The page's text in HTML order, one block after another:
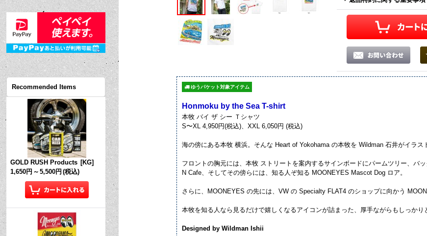
Recommended Items
GOLD RUSH Products [KG]
1,650円 ～ 5,500円 (税込)
ゆうパケット対象アイテム
Honmoku by the Sea T-shirt
本牧 バイ ザ シー Ｔシャツ
S〜XL 4,950円(税込)、XXL 6,050円 (税込)
海の傍にある本牧 横浜。そんな Heart of Yokohama の本牧を Wildman 石井がイラス
フロントの胸元には、本牧 ストリートを案内するサインボードにパームツリー、バ
N Cafe、そしてその傍らには、知る人ぞ知る MOONEYES Mascot Dog ロア。
さらに、MOONEYES の先には、VW の Specialty FLAT4 のショップに向かう
本牧を知る人なら見るだけで嬉しくなるアイコンが詰まった、厚手ながらもしっかり
Designed by Wildman Ishii